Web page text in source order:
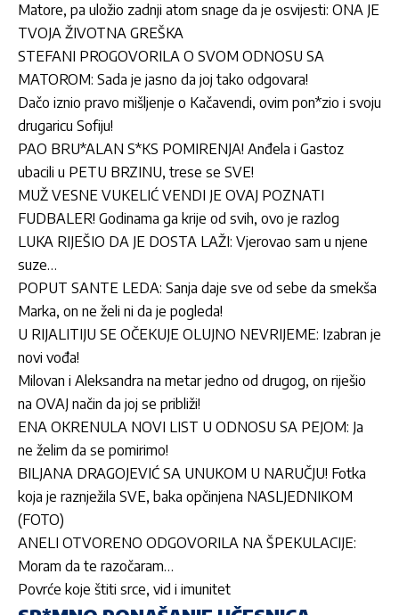
Matore, pa uložio zadnji atom snage da je osvijesti: ONA JE
TVOJA ŽIVOTNA GREŠKA
STEFANI PROGOVORILA O SVOM ODNOSU SA
MATOROM: Sada je jasno da joj tako odgovara!
Dačo iznio pravo mišljenje o Kačavendi, ovim pon*zio i svoju
drugaricu Sofiju!
PAO BRU*ALAN S*KS POMIRENJA! Anđela i Gastoz
ubacili u PETU BRZINU, trese se SVE!
MUŽ VESNE VUKELIĆ VENDI JE OVAJ POZNATI
FUDBALER! Godinama ga krije od svih, ovo je razlog
LUKA RIJEŠIO DA JE DOSTA LAŽI: Vjerovao sam u njene
suze…
POPUT SANTE LEDA: Sanja daje sve od sebe da smekša
Marka, on ne želi ni da je pogleda!
U RIJALITIJU SE OČEKUJE OLUJNO NEVRIJEME: Izabran je
novi vođa!
Milovan i Aleksandra na metar jedno od drugog, on riješio
na OVAJ način da joj se približi!
ENA OKRENULA NOVI LIST U ODNOSU SA PEJOM: Ja
ne želim da se pomirimo!
BILJANA DRAGOJEVIĆ SA UNUKOM U NARUČJU! Fotka
koja je raznježila SVE, baka opčinjena NASLJEDNIKOM
(FOTO)
ANELI OTVORENO ODGOVORILA NA ŠPEKULACIJE:
Moram da te razočaram…
Povrće koje štiti srce, vid i imunitet